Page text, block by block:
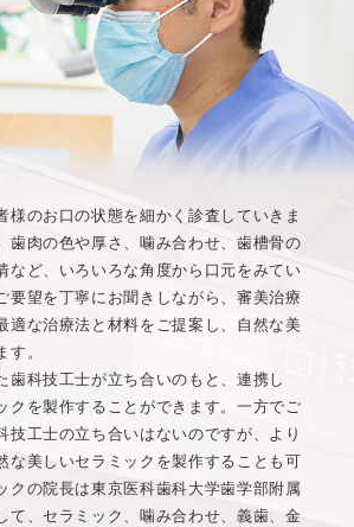
様のお口の状態を細かく診査していきま
歯肉の色や厚さ、噛み合わせ、歯槽骨の
など、いろいろな角度から口元をみてい
要望を丁寧にお聞きしながら、審美治療
適な治療法と材料をご提案し、自然な美
す。
歯科技工士が立ち合いのもと、連携し
クを製作することができます。一方でご
技工士の立ち合いはないのですが、より
な美しいセラミックを製作することも可
クの院長は東京医科歯科大学歯学部附属
て、セラミック、噛み合わせ、義歯、金